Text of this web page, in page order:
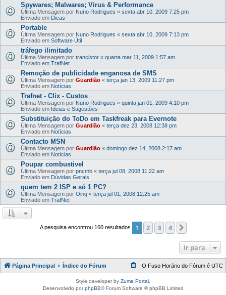
Spywares; Malwares; Virus & Performance
Última Mensagem por Nuno Rodrigues « sexta abr 10, 2009 7:25 pm
Enviado em Dicas
Portable
Última Mensagem por Nuno Rodrigues « sexta abr 10, 2009 7:13 pm
Enviado em Software Útil
tráfego ilimitado
Última Mensagem por trancistor « quarta mar 11, 2009 1:57 am
Enviado em TrafNet
Remoção de publicidade enganosa de SMS
Última Mensagem por Guardião « terça jan 13, 2009 11:27 pm
Enviado em Notícias
Trafnet - Clix - Custos
Última Mensagem por Nuno Rodrigues « quinta jan 01, 2009 4:10 pm
Enviado em Ideias e Sugestões
Substituição do ToDo em Taskfreak para Evernote
Última Mensagem por Guardião « terça dez 23, 2008 12:38 pm
Enviado em Notícias
Contacto MSN
Última Mensagem por Guardião « domingo dez 14, 2008 2:17 am
Enviado em Notícias
Poupar combustivel
Última Mensagem por pncmb « terça jul 08, 2008 11:22 am
Enviado em Dúvidas Gerais
quem tem 2 ISP e só 1 PC?
Última Mensagem por Oinq « terça jul 01, 2008 12:25 am
Enviado em TrafNet
A pesquisa encontrou 160 resultados 1 2 3 4
Ir para
Página Principal Índice do Fórum O Fuso Horário do Fórum é UTC
Style developer by Zuma Portal
Desenvolvido porphpBB® Forum Software © phpBB Limited